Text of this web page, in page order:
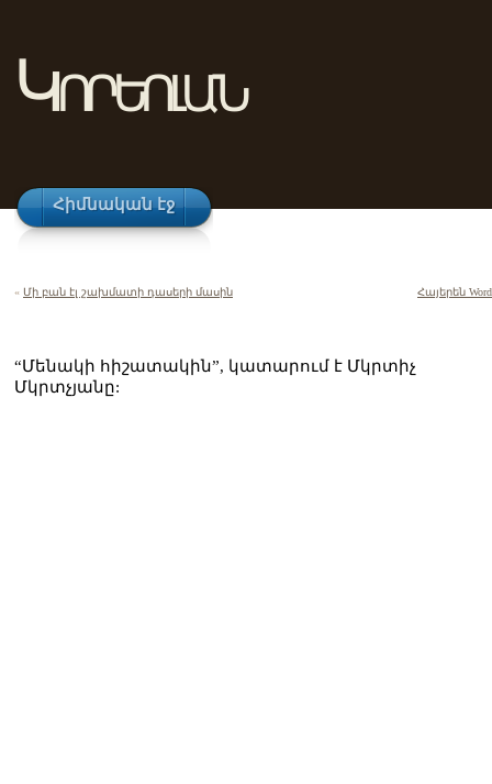
Կորեոլան
Հիմնական էջ
« Մի բան էլ շախմատի դասերի մասին Հայերեն
“Մենակի հիշատակին”, կատարում է Մկրտիչ
Մկրտչյանը: